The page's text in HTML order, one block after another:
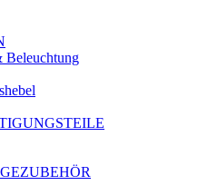
Beleuchtung